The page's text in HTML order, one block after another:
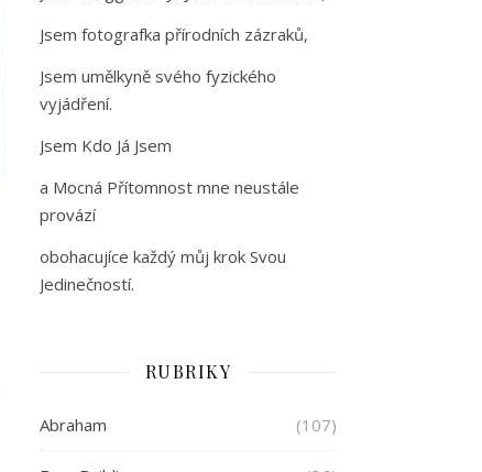
Jsem fotografka přírodních zázraků,
Jsem umělkyně svého fyzického
vyjádření.
Jsem Kdo Já Jsem
a Mocná Přítomnost mne neustále
provází
obohacujíce každý můj krok Svou
Jedinečností.
RUBRIKY
Abraham (107)